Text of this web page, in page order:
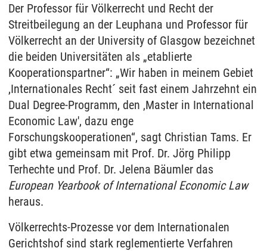
Der Professor für Völkerrecht und Recht der
Streitbeilegung an der Leuphana und Professor für
Völkerrecht an der University of Glasgow bezeichnet
die beiden Universitäten als „etablierte
Kooperationspartner“: „Wir haben in meinem Gebiet
,Internationales Recht´ seit fast einem Jahrzehnt ein
Dual Degree-Programm, den ‚Master in International
Economic Law', dazu enge
Forschungskooperationen“, sagt Christian Tams. Er
gibt etwa gemeinsam mit Prof. Dr. Jörg Philipp
Terhechte und Prof. Dr. Jelena Bäumler das
European Yearbook of International Economic Law
heraus.
Völkerrechts-Prozesse vor dem Internationalen
Gerichtshof sind stark reglementierte Verfahren